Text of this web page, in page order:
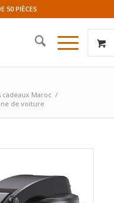
50 PIÈCES
cadeaux Maroc /
de voiture